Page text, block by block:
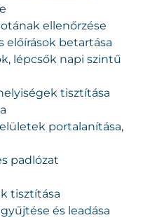
ellenőrzése
előírások betartása
lépcsők napi szintű
tisztítása
portalanítása,
padlózat
tisztítása
és leadása